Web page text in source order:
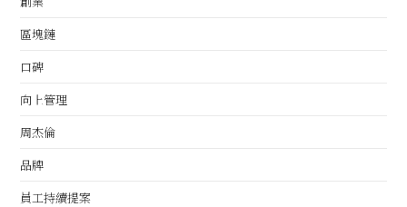
區塊鏈
口碑
向上管理
周杰倫
品牌
員工持續提案